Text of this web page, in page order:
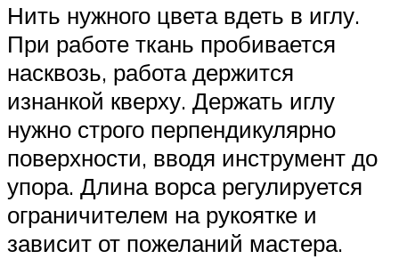
Нить нужного цвета вдеть в иглу.
При работе ткань пробивается
насквозь, работа держится
изнанкой кверху. Держать иглу
нужно строго перпендикулярно
поверхности, вводя инструмент до
упора. Длина ворса регулируется
ограничителем на рукоятке и
зависит от пожеланий мастера.